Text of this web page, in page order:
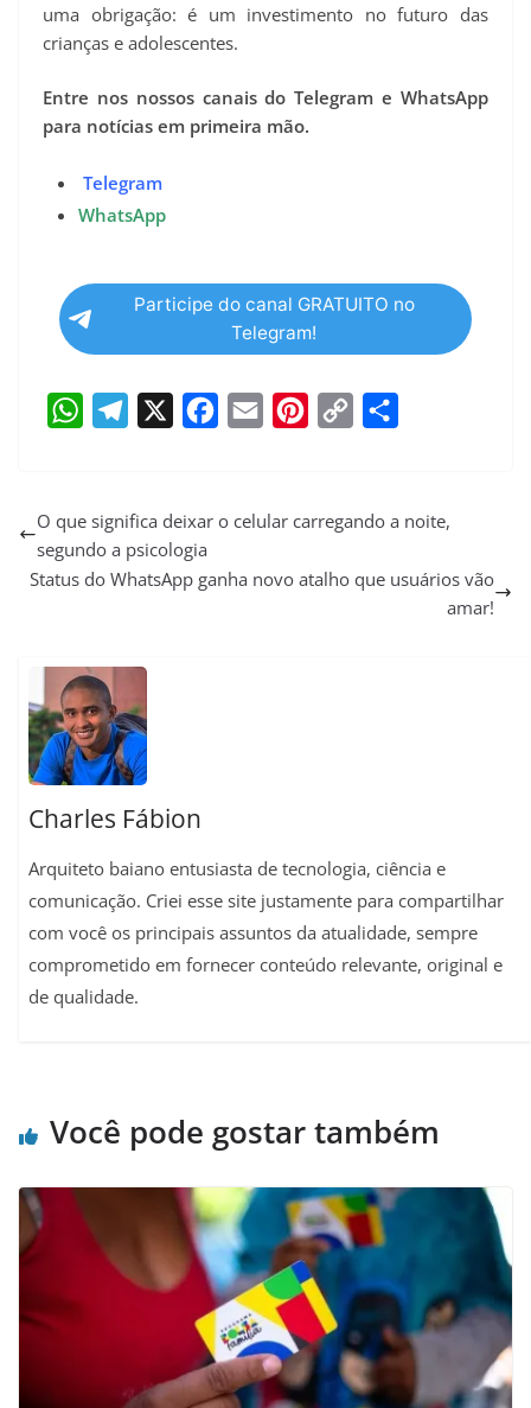
uma obrigação: é um investimento no futuro das
crianças e adolescentes.
Entre nos nossos canais do Telegram e WhatsApp
para notícias em primeira mão.
Telegram
WhatsApp
Participe do canal GRATUITO no
Telegram!
a
t
s
p
l
e
g
m
c
e
b
a
l
n
e
p
L
a
e
O que significa deixar o celular carregando a noite,
segundo a psicologia
Status do WhatsApp ganha novo atalho que usuários vão
amar!
Charles Fábion
Arquiteto baiano entusiasta de tecnologia, ciência e
comunicação. Criei esse site justamente para compartilhar
com você os principais assuntos da atualidade, sempre
comprometido em fornecer conteúdo relevante, original e
de qualidade.
Você pode gostar também